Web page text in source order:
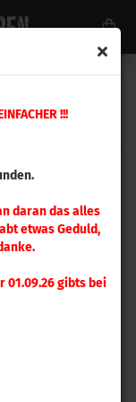
!!!
daran das alles
etwas Geduld,
01.09.26 gibts bei